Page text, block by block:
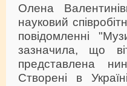
Олена
науковий
повідомленні
зазначила, що
представлена
Створені в